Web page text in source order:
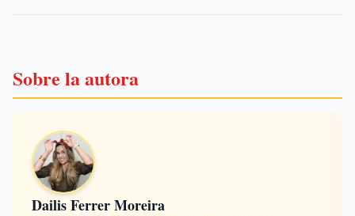
Sobre la autora
Dailis Ferrer Moreira